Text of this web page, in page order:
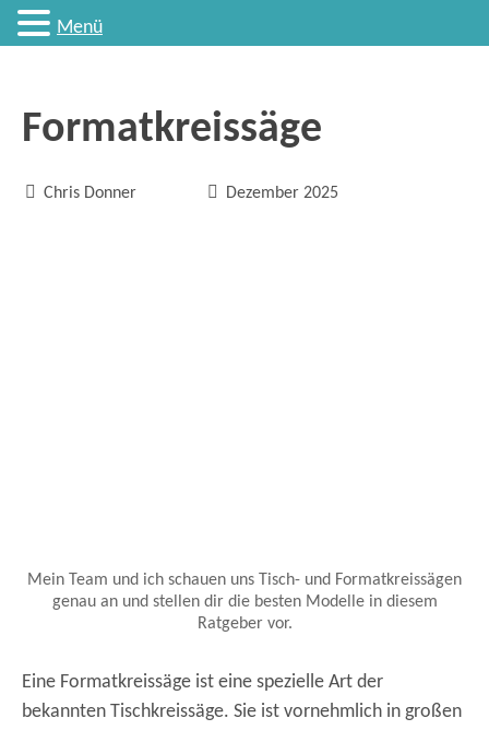
Formatkreissäge
 Chris Donner  Dezember 2025
Mein Team und ich schauen uns Tisch- und Formatkreissägen
genau an und stellen dir die besten Modelle in diesem
Ratgeber vor.
Eine Formatkreissäge ist eine spezielle Art der
bekannten Tischkreissäge. Sie ist vornehmlich in großen
Menü